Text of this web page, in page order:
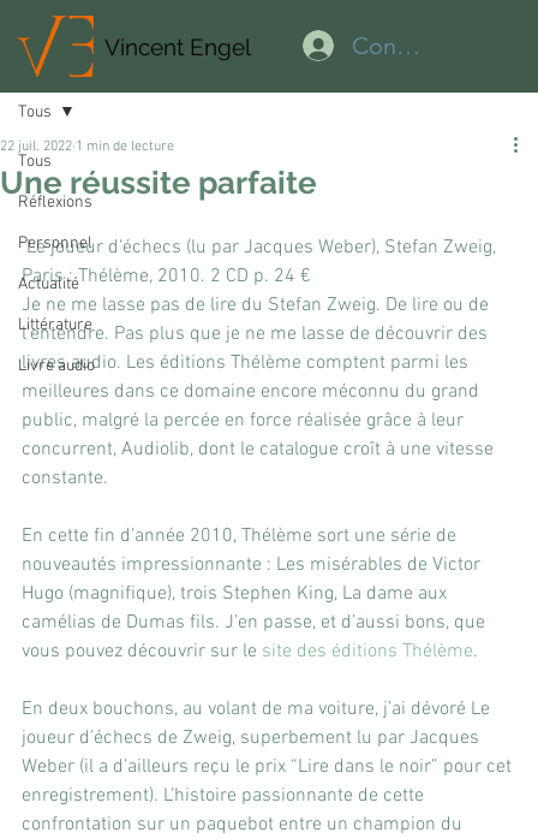
Connexion
Vincent Engel
Tous
Réflexions
Personnel
Actualité
Littérature
Livre audio
Tous
Une réussite parfaite
22 juil. 2022 1 min de lecture
Le joueur d’échecs (lu par Jacques Weber), Stefan Zweig,
Paris : Thélème, 2010. 2 CD p. 24 €
Je ne me lasse pas de lire du Stefan Zweig. De lire ou de
l’entendre. Pas plus que je ne me lasse de découvrir des
livres audio. Les éditions Thélème comptent parmi les
meilleures dans ce domaine encore méconnu du grand
public, malgré la percée en force réalisée grâce à leur
concurrent, Audiolib, dont le catalogue croît à une vitesse
constante.
En cette fin d’année 2010, Thélème sort une série de
nouveautés impressionnante : Les misérables de Victor
Hugo (magnifique), trois Stephen King, La dame aux
camélias de Dumas fils. J’en passe, et d’aussi bons, que
vous pouvez découvrir sur le site des éditions Thélème.
En deux bouchons, au volant de ma voiture, j’ai dévoré Le
joueur d’échecs de Zweig, superbement lu par Jacques
Weber (il a d’ailleurs reçu le prix “Lire dans le noir” pour cet
enregistrement). L’histoire passionnante de cette
confrontation sur un paquebot entre un champion du